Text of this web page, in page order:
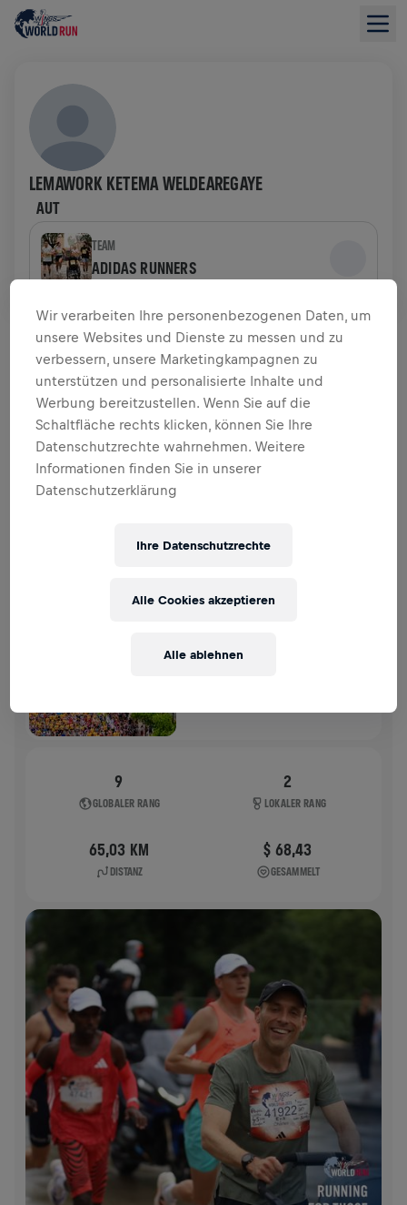
LEMAWORK KETEMA WELDEAREGAYE
AUT
TEAM
ADIDAS RUNNERS
SPENDENÜBERSICHT
$ 0,00 GESAMMELT VON $ 0,00 ZIEL
SPENDENAKTION SPENDEN
Deine Spende macht den Unterschied! 100 % davon
fließen in die Rückenmarksforschung.
04. Mai 2025
9
GLOBALER RANG
2
LOKALER RANG
65,03 KM
DISTANZ
$ 68,43
GESAMMELT
Wir verarbeiten Ihre personenbezogenen Daten, um
unsere Websites und Dienste zu messen und zu
verbessern, unsere Marketingkampagnen zu
unterstützen und personalisierte Inhalte und
Werbung bereitzustellen. Wenn Sie auf die
Schaltfläche rechts klicken, können Sie Ihre
Datenschutzrechte wahrnehmen. Weitere
Informationen finden Sie in unserer
Datenschutzerklärung
Ihre Datenschutzrechte
Alle ablehnen
Alle Cookies akzeptieren